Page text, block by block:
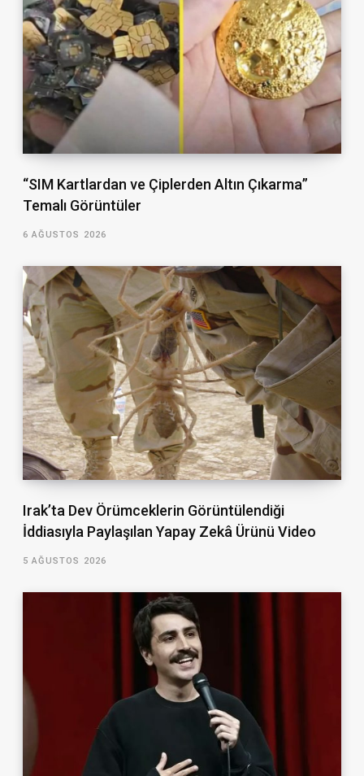
“SIM Kartlardan ve Çiplerden Altın Çıkarma”
Temalı Görüntüler
6 AĞUSTOS 2026
Irak’ta Dev Örümceklerin Görüntülendiği
İddiasıyla Paylaşılan Yapay Zekâ Ürünü Video
5 AĞUSTOS 2026